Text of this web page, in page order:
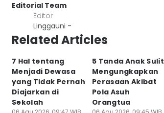
Editorial Team
Editor
Linggauni -
Related Articles
7 Hal tentang
Menjadi Dewasa
yang Tidak Pernah
Diajarkan di
Sekolah
5 Tanda Anak Sulit
Mengungkapkan
Perasaan Akibat
Pola Asuh
Orangtua